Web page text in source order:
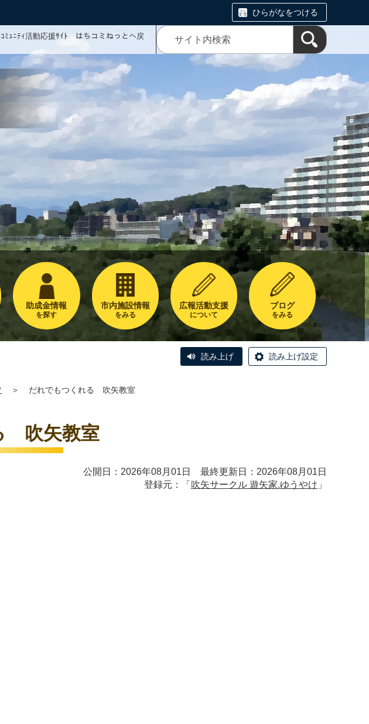
ひらがなをつける
ﾐｭﾆﾃｨ活動応援ｻｲﾄ はちコミねっとへ戻
助成金情報
を探す
市内施設情報
をみる
広報活動支援
について
ブログ
をみる
読み上げ 読み上げ設定
＞ だれでもつくれる 吹矢教室
吹矢教室
公開日：2026年08月01日 最終更新日：2026年08月01日
登録元：「 吹矢サークル 遊矢家.ゆうやけ 」